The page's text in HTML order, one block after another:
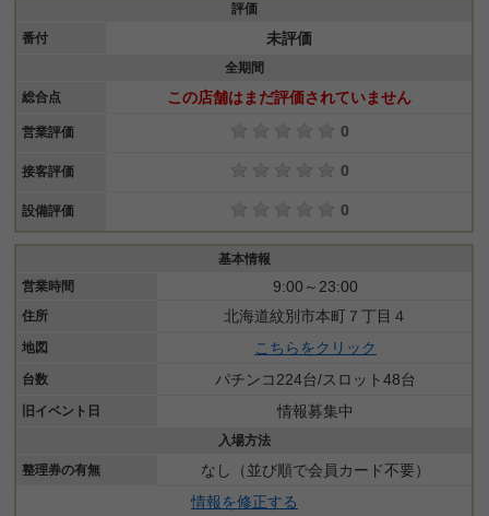
評価
番付
未評価
全期間
総合点
この店舗はまだ評価されていません
営業評価 0
接客評価 0
設備評価 0
基本情報
営業時間
9:00～23:00
住所 北海道紋別市本町７丁目４
地図 こちらをクリック
台数 パチンコ224台/スロット48台
旧イベント日 情報募集中
入場方法
整理券の有無
なし（並び順で会員カード不要）
情報を修正する